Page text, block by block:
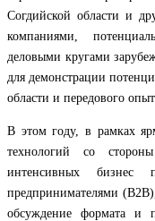
Согдийской области и
компаниями,
деловыми кругами
для демонстрации
области и передового
В этом году, в рамках
технологий со
интенсивных бизнес
предпринимателями
обсуждение формата и